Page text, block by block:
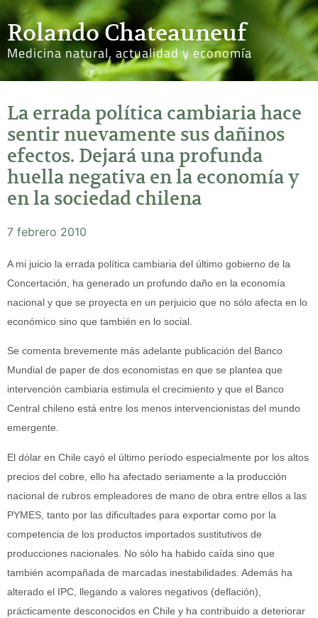
Rolando Chateauneuf
Medicina natural, actualidad y economía
La errada política cambiaria hace
sentir nuevamente sus dañinos
efectos. Dejará una profunda
huella negativa en la economía y
en la sociedad chilena
7 febrero 2010
A mi juicio la errada política cambiaria del último gobierno de la
Concertación, ha generado un profundo daño en la economía
nacional y que se proyecta en un perjuicio que no sólo afecta en lo
económico sino que también en lo social.
Se comenta brevemente más adelante publicación del Banco
Mundial de paper de dos economistas en que se plantea que
intervención cambiaria estimula el crecimiento y que el Banco
Central chileno está entre los menos intervencionistas del mundo
emergente.
El dólar en Chile cayó el último período especialmente por los altos
precios del cobre, ello ha afectado seriamente a la producción
nacional de rubros empleadores de mano de obra entre ellos a las
PYMES, tanto por las dificultades para exportar como por la
competencia de los productos importados sustitutivos de
producciones nacionales. No sólo ha habido caída sino que
también acompañada de marcadas inestabilidades. Además ha
alterado el IPC, llegando a valores negativos (deflación),
prácticamente desconocidos en Chile y ha contribuido a deteriorar